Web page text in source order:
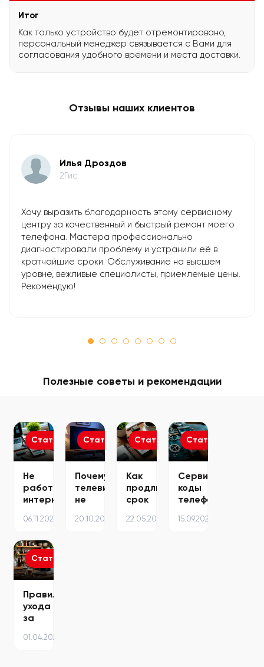
Итог
Как только устройство будет отремонтировано,
персональный менеджер связывается с Вами для
согласования удобного времени и места доставки.
Отзывы наших клиентов
Илья Дроздов
2Гис
Хочу выразить благодарность этому сервисному
центру за качественный и быстрый ремонт моего
телефона. Мастера профессионально
диагностировали проблему и устранили её в
кратчайшие сроки. Обслуживание на высшем
уровне, вежливые специалисты, приемлемые цены.
Рекомендую!
Полезные советы и рекомендации
Статьи
Не
работает
интернет
iPhone
причины
и
что
делать
06.11.2024
Статьи
Почему
телевизор
не
Wi-
20.10.2025
Статьи
Как
продлить
срок
смартфона:
22.05.2023
Статьи
Сервисные
коды
телефонов
–
15.09.2024
Статьи
Правила
ухода
за
–
01.04.2024